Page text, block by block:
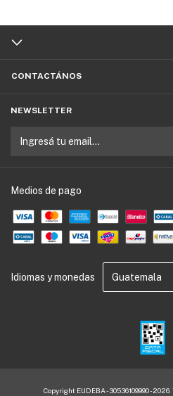
CONTACTÁNOS
NEWSLETTER
Medios de pago
Idiomas y monedas
Copyright EUDEBA - 30536109990 -